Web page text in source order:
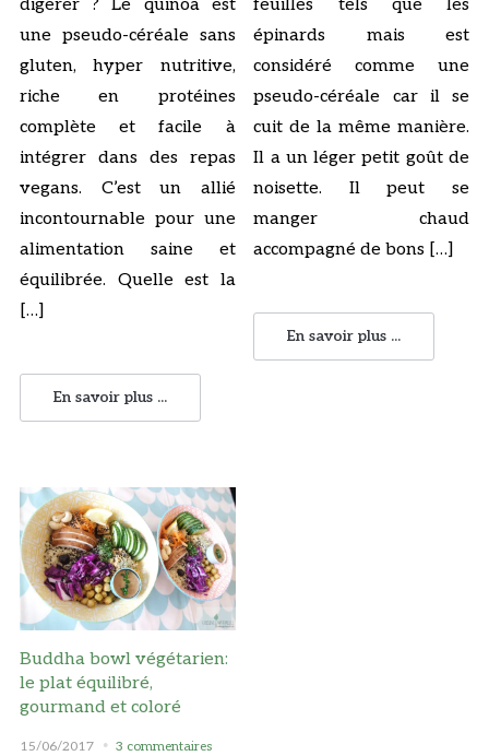
digérer ? Le quinoa est
une pseudo-céréale sans
gluten, hyper nutritive,
riche en protéines
complète et facile à
intégrer dans des repas
vegans. C’est un allié
incontournable pour une
alimentation saine et
équilibrée. Quelle est la
[…]
En savoir plus ...
feuilles tels que les
épinards mais est
considéré comme une
pseudo-céréale car il se
cuit de la même manière.
Il a un léger petit goût de
noisette. Il peut se
manger chaud
accompagné de bons […]
En savoir plus ...
Buddha bowl végétarien:
le plat équilibré,
gourmand et coloré
15/06/2017 3 commentaires